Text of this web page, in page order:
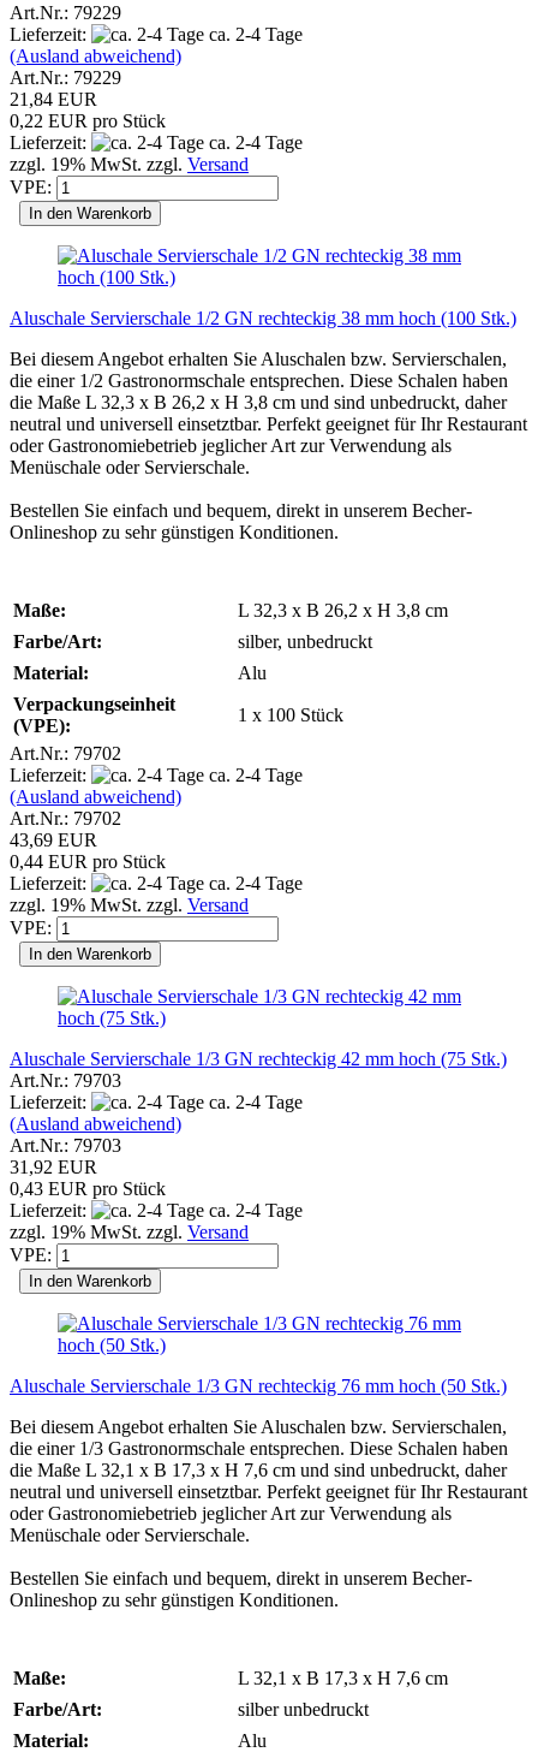
Art.Nr.: 79229
Lieferzeit:
ca. 2-4 Tage
(Ausland abweichend)
Art.Nr.: 79229
21,84 EUR
0,22 EUR pro Stück
Lieferzeit:
ca. 2-4 Tage
zzgl. 19% MwSt. zzgl. Versand
VPE:
In den Warenkorb
Aluschale Servierschale 1/2 GN rechteckig 38 mm hoch (100 Stk.)
Bei diesem Angebot erhalten Sie Aluschalen bzw. Servierschalen,
die einer 1/2 Gastronormschale entsprechen. Diese Schalen haben
die Maße L 32,3 x B 26,2 x H 3,8 cm und sind unbedruckt, daher
neutral und universell einsetztbar. Perfekt geeignet für Ihr Restaurant
oder Gastronomiebetrieb jeglicher Art zur Verwendung als
Menüschale oder Servierschale.
Bestellen Sie einfach und bequem, direkt in unserem Becher-
Onlineshop zu sehr günstigen Konditionen.
Maße:
L 32,3 x B 26,2 x H 3,8 cm
Farbe/Art:
silber, unbedruckt
Material:
Alu
Verpackungseinheit
(VPE):
1 x 100 Stück
Art.Nr.: 79702
Lieferzeit:
ca. 2-4 Tage
(Ausland abweichend)
Art.Nr.: 79702
43,69 EUR
0,44 EUR pro Stück
Lieferzeit:
ca. 2-4 Tage
zzgl. 19% MwSt. zzgl. Versand
VPE:
In den Warenkorb
Aluschale Servierschale 1/3 GN rechteckig 42 mm hoch (75 Stk.)
Art.Nr.: 79703
Lieferzeit:
ca. 2-4 Tage
(Ausland abweichend)
Art.Nr.: 79703
31,92 EUR
0,43 EUR pro Stück
Lieferzeit:
ca. 2-4 Tage
zzgl. 19% MwSt. zzgl. Versand
VPE:
In den Warenkorb
Aluschale Servierschale 1/3 GN rechteckig 76 mm hoch (50 Stk.)
Bei diesem Angebot erhalten Sie Aluschalen bzw. Servierschalen,
die einer 1/3 Gastronormschale entsprechen. Diese Schalen haben
die Maße L 32,1 x B 17,3 x H 7,6 cm und sind unbedruckt, daher
neutral und universell einsetztbar. Perfekt geeignet für Ihr Restaurant
oder Gastronomiebetrieb jeglicher Art zur Verwendung als
Menüschale oder Servierschale.
Bestellen Sie einfach und bequem, direkt in unserem Becher-
Onlineshop zu sehr günstigen Konditionen.
Maße:
L 32,1 x B 17,3 x H 7,6 cm
Farbe/Art:
silber unbedruckt
Material:
Alu